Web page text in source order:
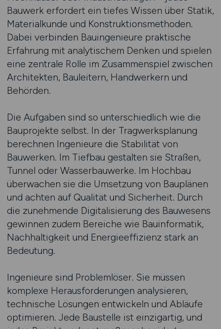
Bauwerk erfordert ein tiefes Wissen über Statik,
Materialkunde und Konstruktionsmethoden.
Dabei verbinden Bauingenieure praktische
Erfahrung mit analytischem Denken und spielen
eine zentrale Rolle im Zusammenspiel zwischen
Architekten, Bauleitern, Handwerkern und
Behörden.
Die Aufgaben sind so unterschiedlich wie die
Bauprojekte selbst. In der Tragwerksplanung
berechnen Ingenieure die Stabilität von
Bauwerken. Im Tiefbau gestalten sie Straßen,
Tunnel oder Wasserbauwerke. Im Hochbau
überwachen sie die Umsetzung von Bauplänen
und achten auf Qualität und Sicherheit. Durch
die zunehmende Digitalisierung des Bauwesens
gewinnen zudem Bereiche wie Bauinformatik,
Nachhaltigkeit und Energieeffizienz stark an
Bedeutung.
Ingenieure sind Problemlöser. Sie müssen
komplexe Herausforderungen analysieren,
technische Lösungen entwickeln und Abläufe
optimieren. Jede Baustelle ist einzigartig, und